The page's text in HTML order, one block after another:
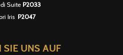
Suite P2033
Iris P2047
SIE UNS AUF